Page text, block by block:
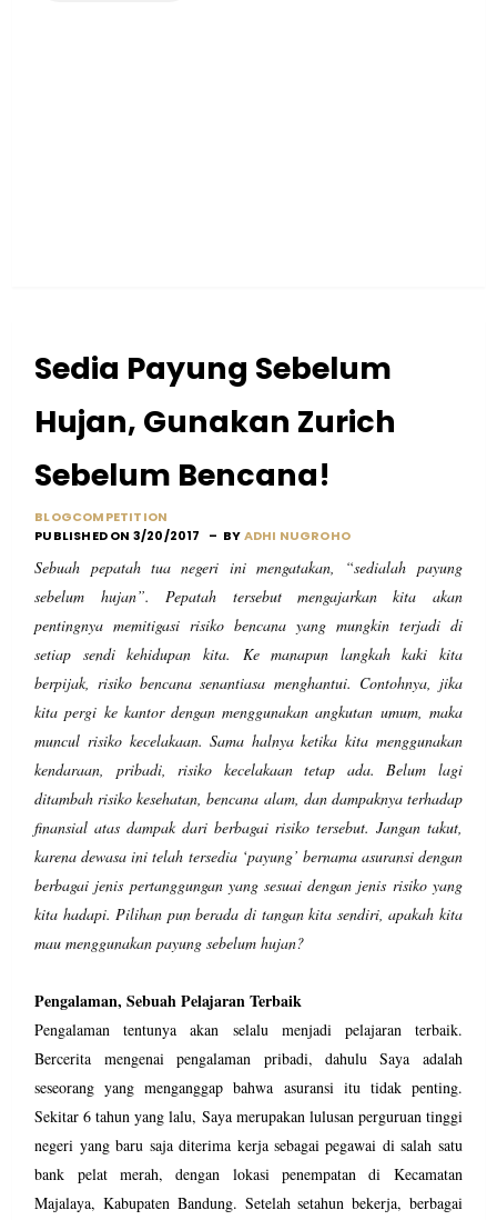
Sedia Payung Sebelum
Hujan, Gunakan Zurich
Sebelum Bencana!
BLOGCOMPETITION
PUBLISHED ON 3/20/2017
BYADHI NUGROHO
Sebuah pepatah tua negeri ini mengatakan, “sedialah payung
sebelum hujan”. Pepatah tersebut mengajarkan kita akan
pentingnya memitigasi risiko bencana yang mungkin terjadi di
setiap sendi kehidupan kita. Ke manapun langkah kaki kita
berpijak, risiko bencana senantiasa menghantui. Contohnya, jika
kita pergi ke kantor dengan menggunakan angkutan umum, maka
muncul risiko kecelakaan. Sama halnya ketika kita menggunakan
kendaraan, pribadi, risiko kecelakaan tetap ada. Belum lagi
ditambah risiko kesehatan, bencana alam, dan dampaknya terhadap
finansial atas dampak dari berbagai risiko tersebut. Jangan takut,
karena dewasa ini telah tersedia ‘payung’ bernama asuransi dengan
berbagai jenis pertanggungan yang sesuai dengan jenis risiko yang
kita hadapi. Pilihan pun berada di tangan kita sendiri, apakah kita
mau menggunakan payung sebelum hujan?
Pengalaman, Sebuah Pelajaran Terbaik
Pengalaman tentunya akan selalu menjadi pelajaran terbaik.
Bercerita mengenai pengalaman pribadi, dahulu Saya adalah
seseorang yang menganggap bahwa asuransi itu tidak penting.
Sekitar 6 tahun yang lalu, Saya merupakan lulusan perguruan tinggi
negeri yang baru saja diterima kerja sebagai pegawai di salah satu
bank pelat merah, dengan lokasi penempatan di Kecamatan
Majalaya, Kabupaten Bandung. Setelah setahun bekerja, berbagai